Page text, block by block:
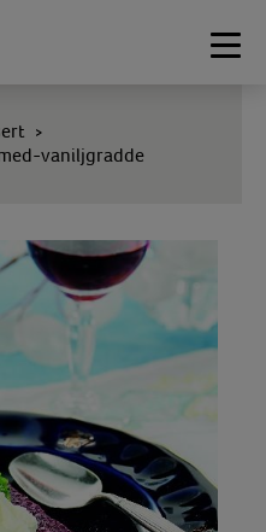
>
vaniljgradde